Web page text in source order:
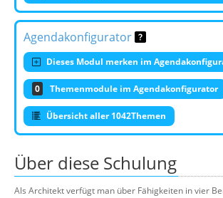
Agendakonfigurator
Dieses Modul merken im
0 Themenmodule im Agendakonfigurator
Übersicht aller 1042Themen
Über diese Schulung
Als Architekt verfügt man über Fähigkeiten in vier